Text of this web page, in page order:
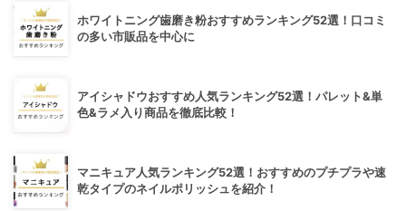
ホワイトニング歯磨き粉おすすめランキング52選！口コミ
の多い市販品を中心に
アイシャドウおすすめ人気ランキング52選！パレット&単
色&ラメ入り商品を徹底比較！
マニキュア人気ランキング52選！おすすめのプチプラや速
乾タイプのネイルポリッシュを紹介！